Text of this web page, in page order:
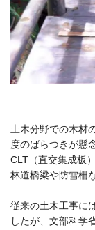
土木分野での木材
度のばらつきが懸
CLT（直交集成板
林道橋梁や防雪柵
従来の土木工事に
したが、文部科学